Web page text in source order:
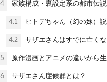
4 家族構成・裏設定系の都市伝説
4.1 ヒトデちゃん（幻の妹）説
4.2 サザエさんはすでに亡く
5 原作漫画とアニメの違いから
6 サザエさん症候群とは？